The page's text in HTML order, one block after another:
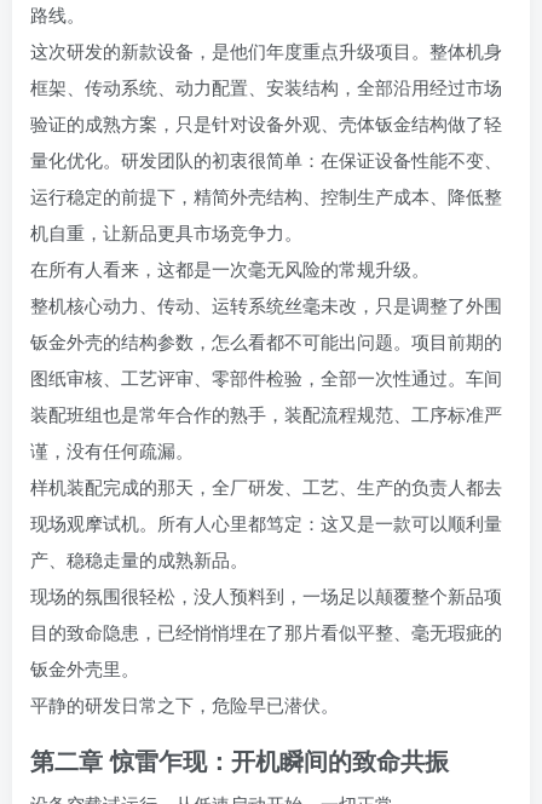
路线。
这次研发的新款设备，是他们年度重点升级项目。整体机身
框架、传动系统、动力配置、安装结构，全部沿用经过市场
验证的成熟方案，只是针对设备外观、壳体钣金结构做了轻
量化优化。研发团队的初衷很简单：在保证设备性能不变、
运行稳定的前提下，精简外壳结构、控制生产成本、降低整
机自重，让新品更具市场竞争力。
在所有人看来，这都是一次毫无风险的常规升级。
整机核心动力、传动、运转系统丝毫未改，只是调整了外围
钣金外壳的结构参数，怎么看都不可能出问题。项目前期的
图纸审核、工艺评审、零部件检验，全部一次性通过。车间
装配班组也是常年合作的熟手，装配流程规范、工序标准严
谨，没有任何疏漏。
样机装配完成的那天，全厂研发、工艺、生产的负责人都去
现场观摩试机。所有人心里都笃定：这又是一款可以顺利量
产、稳稳走量的成熟新品。
现场的氛围很轻松，没人预料到，一场足以颠覆整个新品项
目的致命隐患，已经悄悄埋在了那片看似平整、毫无瑕疵的
钣金外壳里。
平静的研发日常之下，危险早已潜伏。
第二章 惊雷乍现：开机瞬间的致命共振